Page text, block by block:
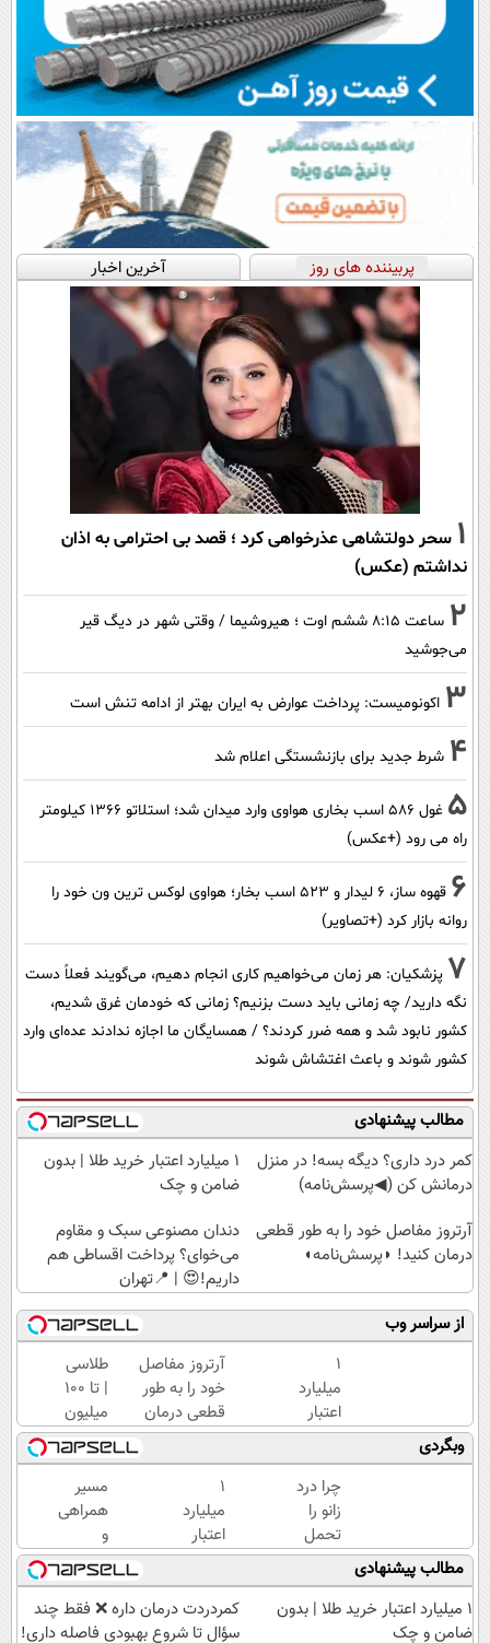
پربیننده های روز آخرین اخبار
1 سحر دولتشاهی عذرخواهی کرد ؛ قصد بی احترامی به اذان
نداشتم (عکس)
2
ساعت ۸:۱۵ ششم اوت ؛ هیروشیما / وقتی شهر در دیگ قیر
می‌جوشید
3 اکونومیست: پرداخت عوارض به ایران بهتر از ادامه تنش است
4 شرط جدید برای بازنشستگی اعلام شد
5
غول 586 اسب بخاری هواوی وارد میدان شد؛ استلاتو 1366 کیلومتر
راه می رود (+عکس)
6
قهوه ساز، 6 لیدار و 523 اسب بخار؛ هواوی لوکس ترین ون خود را
روانه بازار کرد (+تصاویر)
7 پزشکیان: هر زمان می‌خواهیم کاری انجام دهیم، می‌گویند فعلاً دست
نگه دارید/ چه زمانی باید دست بزنیم؟ زمانی که خودمان غرق شدیم،
کشور نابود شد و همه ضرر کردند؟ / همسایگان ما اجازه ندادند عده‌ای وارد
کشور شوند و باعث اغتشاش شوند
مطالب پیشنهادی
کمر درد داری؟ دیگه بسه! در منزل
درمانش کن (◀پرسش‌نامه)
۱ میلیارد اعتبار خرید طلا | بدون
ضامن و چک
آرتروز مفاصل خود را به طور قطعی
درمان کنید! ◗پرسش‌نامه◖
دندان مصنوعی سبک و مقاوم
می‌خوای؟ پرداخت اقساطی هم
داریم!😍 | 📍تهران
از سراسر وب
۱
میلیارد
اعتبار
خرید
طلا |
بدون
ضامن
و چک
آرتروز مفاصل
خود را به طور
قطعی درمان
کنید!
◗پرسش‌نامه◖
طلاسی
| تا 100
میلیون
وام
آنی
خرید
طلا💰
ثبت
نام
کن!
وبگردی
چرا درد
زانو را
تحمل
می‌کنی؟
خیلی
ساده
۱
میلیارد
اعتبار
خرید
طلا |
بدون
ضامن
مسیر
همراهی
و
گزارش
عملکرد
گروه
اسنپ
مطالب پیشنهادی
۱ میلیارد اعتبار خرید طلا | بدون
ضامن و چک
‌کمردردت درمان داره ❌ فقط چند
سؤال تا شروع بهبودی فاصله‌ داری!